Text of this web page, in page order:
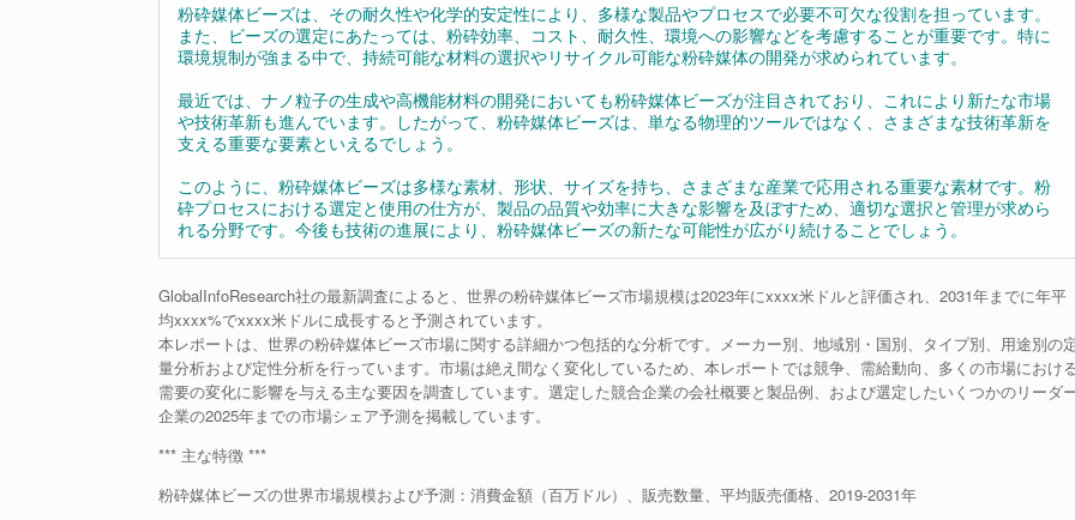
粉砕媒体ビーズは、その耐久性や化学的安定性により、多様な製品やプロセスで必要不可欠な役割を担っています。
また、ビーズの選定にあたっては、粉砕効率、コスト、耐久性、環境への影響などを考慮することが重要です。特に
環境規制が強まる中で、持続可能な材料の選択やリサイクル可能な粉砕媒体の開発が求められています。
最近では、ナノ粒子の生成や高機能材料の開発においても粉砕媒体ビーズが注目されており、これにより新たな市場
や技術革新も進んでいます。したがって、粉砕媒体ビーズは、単なる物理的ツールではなく、さまざまな技術革新を
支える重要な要素といえるでしょう。
このように、粉砕媒体ビーズは多様な素材、形状、サイズを持ち、さまざまな産業で応用される重要な素材です。粉
砕プロセスにおける選定と使用の仕方が、製品の品質や効率に大きな影響を及ぼすため、適切な選択と管理が求めら
れる分野です。今後も技術の進展により、粉砕媒体ビーズの新たな可能性が広がり続けることでしょう。
GlobalInfoResearch社の最新調査によると、世界の粉砕媒体ビーズ市場規模は2023年にxxxx米ドルと評価され、2031年までに年平
均xxxx%でxxxx米ドルに成長すると予測されています。
本レポートは、世界の粉砕媒体ビーズ市場に関する詳細かつ包括的な分析です。メーカー別、地域別・国別、タイプ別、用途別の
量分析および定性分析を行っています。市場は絶え間なく変化しているため、本レポートでは競争、需給動向、多くの市場におけ
需要の変化に影響を与える主な要因を調査しています。選定した競合企業の会社概要と製品例、および選定したいくつかのリーダ
企業の2025年までの市場シェア予測を掲載しています。
*** 主な特徴 ***
粉砕媒体ビーズの世界市場規模および予測：消費金額（百万ドル）、販売数量、平均販売価格、2019-2031年